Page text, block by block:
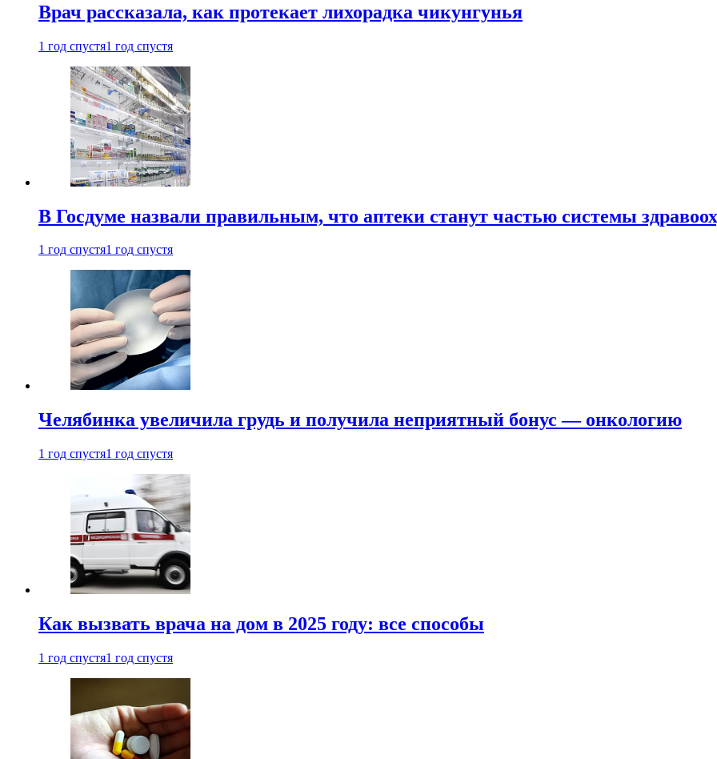
Врач рассказала, как протекает лихорадка чикунгунья
1 год спустя1 год спустя
В Госдуме назвали правильным, что аптеки станут частью системы
1 год спустя1 год спустя
Челябинка увеличила грудь и получила неприятный бонус — онкологию
1 год спустя1 год спустя
Как вызвать врача на дом в 2025 году: все способы
1 год спустя1 год спустя